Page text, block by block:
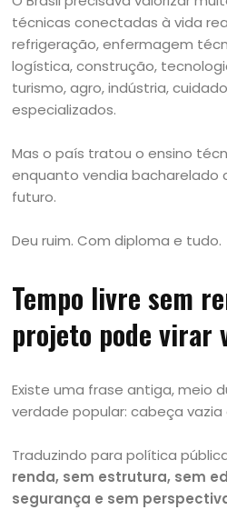
técnicas conectadas à vida
refrigeração, enfermagem
logística, construção,
turismo, agro, indústria,
especializados.
Mas o país tratou o ensino
enquanto vendia bacharelado
futuro.
Deu ruim. Com diploma e tudo.
Tempo livre sem
projeto pode virar
Existe uma frase antiga, meio
verdade popular: cabeça
Traduzindo para política
renda, sem estrutura, sem
segurança e sem